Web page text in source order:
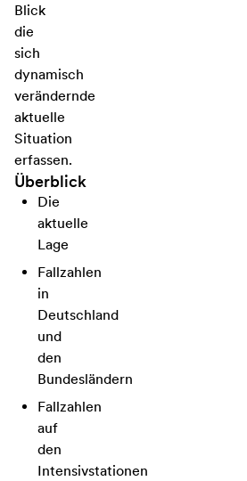
Blick
die
sich
dynamisch
verändernde
aktuelle
Situation
erfassen.
Überblick
Die
aktuelle
Lage
Fallzahlen
in
Deutschland
und
den
Bundesländern
Fallzahlen
auf
den
Intensivstationen